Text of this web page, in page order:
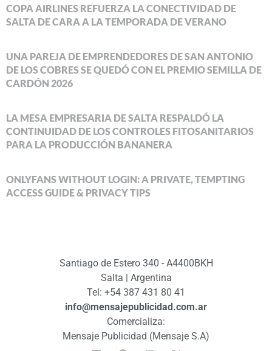
COPA AIRLINES REFUERZA LA CONECTIVIDAD DE
SALTA DE CARA A LA TEMPORADA DE VERANO
UNA PAREJA DE EMPRENDEDORES DE SAN ANTONIO
DE LOS COBRES SE QUEDÓ CON EL PREMIO SEMILLA DE
CARDÓN 2026
LA MESA EMPRESARIA DE SALTA RESPALDÓ LA
CONTINUIDAD DE LOS CONTROLES FITOSANITARIOS
PARA LA PRODUCCIÓN BANANERA
ONLYFANS WITHOUT LOGIN: A PRIVATE, TEMPTING
ACCESS GUIDE & PRIVACY TIPS
Santiago de Estero 340 - A4400BKH
Salta | Argentina
Tel: +54 387 431 80 41
info@mensajepublicidad.com.ar
Comercializa:
Mensaje Publicidad (Mensaje S.A)